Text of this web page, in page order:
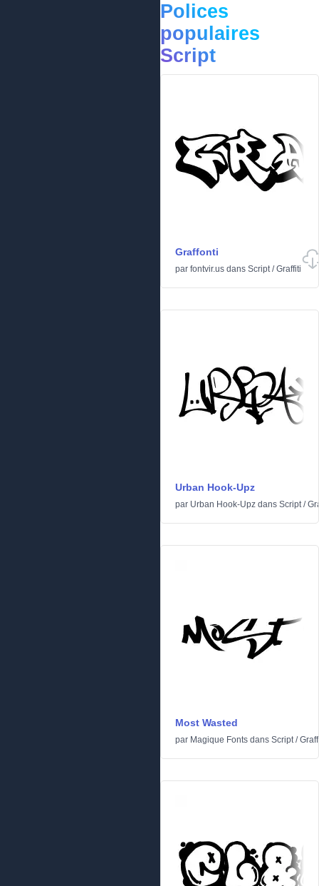
Polices
populaires
Script
Graffonti
par fontvir.us dans Script/Graffiti
Urban Hook-Upz
par Urban Hook-Upz dans Script/
Most Wasted
par Magique Fonts dans Script/